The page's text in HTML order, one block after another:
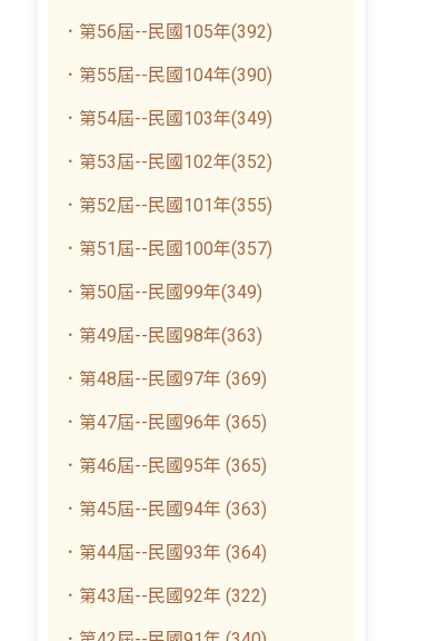
．第56屆--民國105年(392)
．第55屆--民國104年(390)
．第54屆--民國103年(349)
．第53屆--民國102年(352)
．第52屆--民國101年(355)
．第51屆--民國100年(357)
．第50屆--民國99年(349)
．第49屆--民國98年(363)
．第48屆--民國97年 (369)
．第47屆--民國96年 (365)
．第46屆--民國95年 (365)
．第45屆--民國94年 (363)
．第44屆--民國93年 (364)
．第43屆--民國92年 (322)